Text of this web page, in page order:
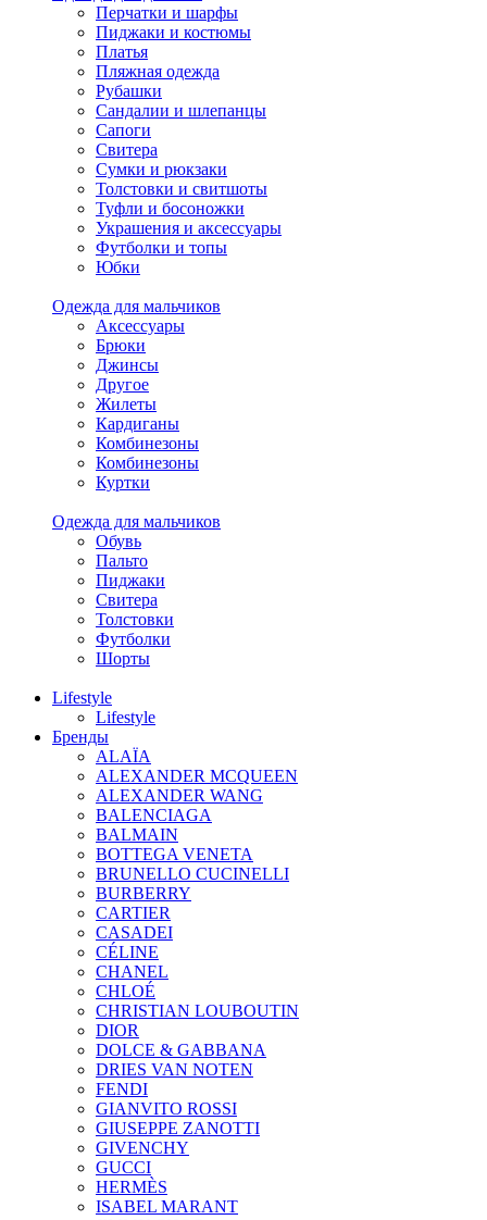
Перчатки и шарфы
Пиджаки и костюмы
Платья
Пляжная одежда
Рубашки
Сандалии и шлепанцы
Сапоги
Свитера
Сумки и рюкзаки
Толстовки и свитшоты
Туфли и босоножки
Украшения и аксессуары
Футболки и топы
Юбки
Одежда для мальчиков
Аксессуары
Брюки
Джинсы
Другое
Жилеты
Кардиганы
Комбинезоны
Комбинезоны
Куртки
Одежда для мальчиков
Обувь
Пальто
Пиджаки
Свитера
Толстовки
Футболки
Шорты
Lifestyle
Lifestyle
Бренды
ALAÏA
ALEXANDER MCQUEEN
ALEXANDER WANG
BALENCIAGA
BALMAIN
BOTTEGA VENETA
BRUNELLO CUCINELLI
BURBERRY
CARTIER
CASADEI
CÉLINE
CHANEL
CHLOÉ
CHRISTIAN LOUBOUTIN
DIOR
DOLCE & GABBANA
DRIES VAN NOTEN
FENDI
GIANVITO ROSSI
GIUSEPPE ZANOTTI
GIVENCHY
GUCCI
HERMÈS
ISABEL MARANT